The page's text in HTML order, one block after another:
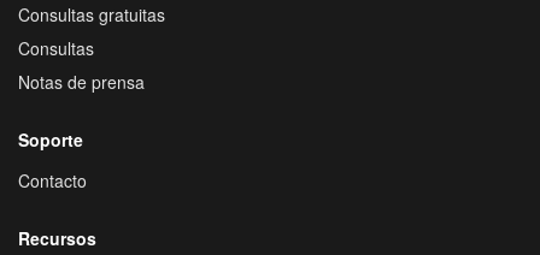
Consultas gratuitas
Consultas
Notas de prensa
Soporte
Contacto
Recursos